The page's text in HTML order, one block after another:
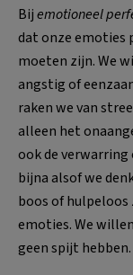
Bijemotioneel
dat onze emoties
moeten zijn. We
angstig of
raken we van
alleen het
ook de verwarring
bijna alsof we
boos of hulpeloos
emoties. We
geen spijt